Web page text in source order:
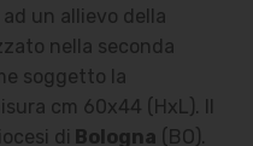
un allievo della
nella seconda
soggetto la
cm 60x44 (HxL). Il
di Bologna (BO).